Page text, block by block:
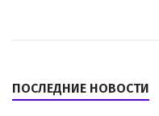
ПОСЛЕДНИЕ НОВОСТИ